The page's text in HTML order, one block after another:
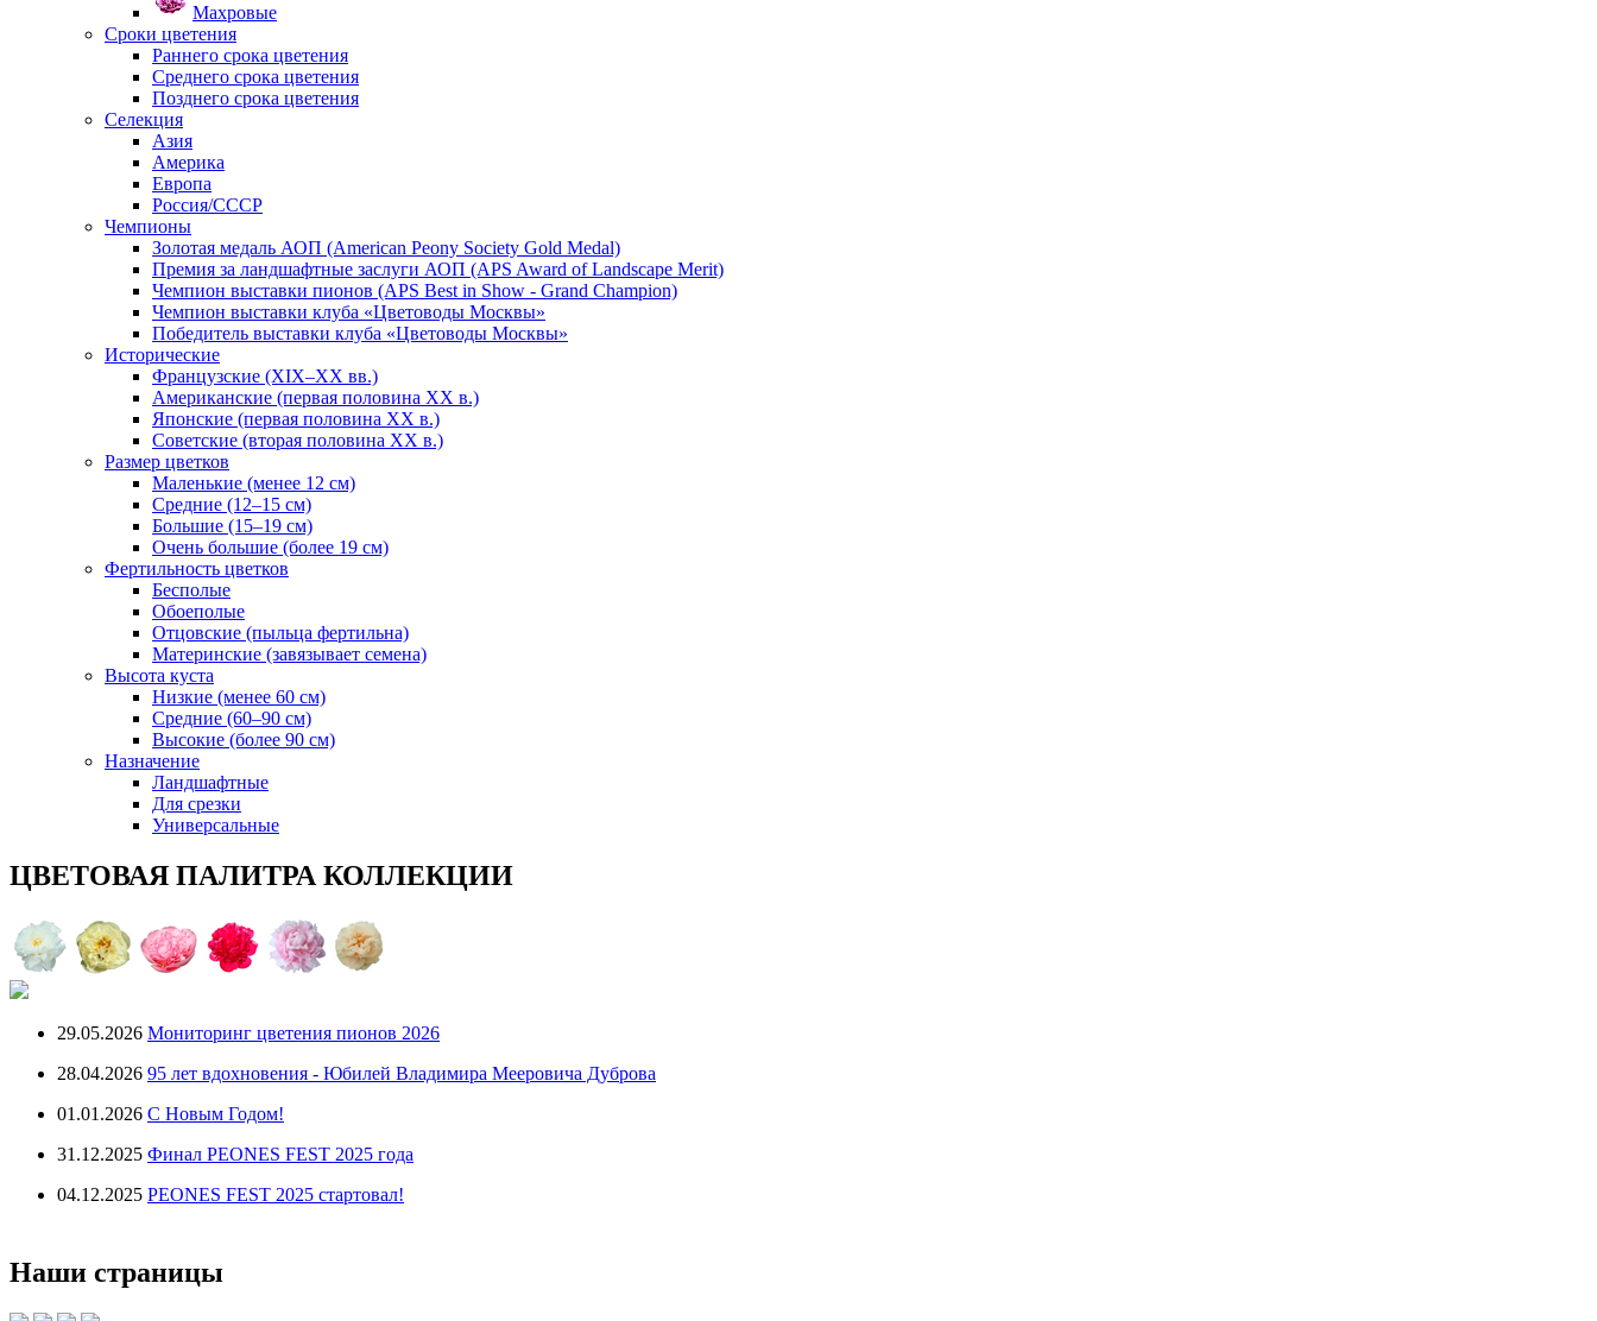
Махровые
Сроки цветения
Раннего срока цветения
Среднего срока цветения
Позднего срока цветения
Селекция
Азия
Америка
Европа
Россия/СССР
Чемпионы
Золотая медаль АОП (American Peony Society Gold Medal)
Премия за ландшафтные заслуги АОП (APS Award of Landscape Merit)
Чемпион выставки пионов (APS Best in Show - Grand Champion)
Чемпион выставки клуба «Цветоводы Москвы»
Победитель выставки клуба «Цветоводы Москвы»
Исторические
Французские (XIX–XX вв.)
Американские (первая половина XX в.)
Японские (первая половина XX в.)
Советские (вторая половина XX в.)
Размер цветков
Маленькие (менее 12 см)
Средние (12–15 см)
Большие (15–19 см)
Очень большие (более 19 см)
Фертильность цветков
Бесполые
Обоеполые
Отцовские (пыльца фертильна)
Материнские (завязывает семена)
Высота куста
Низкие (менее 60 см)
Средние (60–90 см)
Высокие (более 90 см)
Назначение
Ландшафтные
Для срезки
Универсальные
ЦВЕТОВАЯ ПАЛИТРА КОЛЛЕКЦИИ
29.05.2026 Мониторинг цветения пионов 2026
28.04.2026 95 лет вдохновения - Юбилей Владимира Мееровича Дуброва
01.01.2026 С Новым Годом!
31.12.2025 Финал PEONES FEST 2025 года
04.12.2025 PEONES FEST 2025 стартовал!
Наши страницы